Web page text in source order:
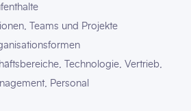
Teams und Projekte
Technologie, Vertrieb,
Personal